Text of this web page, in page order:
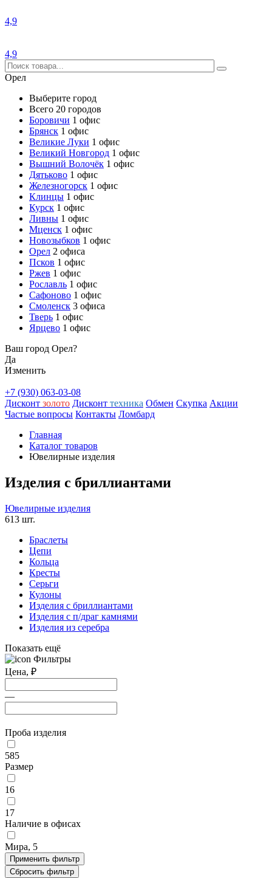
4,9
4,9
Орел
Выберите город
Всего 20 городов
Боровичи 1 офис
Брянск 1 офис
Великие Луки 1 офис
Великий Новгород 1 офис
Вышний Волочёк 1 офис
Дятьково 1 офис
Железногорск 1 офис
Клинцы 1 офис
Курск 1 офис
Ливны 1 офис
Мценск 1 офис
Новозыбков 1 офис
Орел 2 офиса
Псков 1 офис
Ржев 1 офис
Рославль 1 офис
Сафоново 1 офис
Смоленск 3 офиса
Тверь 1 офис
Ярцево 1 офис
Ваш город Орел?
Да
Изменить
+7 (930) 063-03-08
Дисконт золото Дисконт техника Обмен Скупка Акции
Частые вопросы Контакты Ломбард
Главная
Каталог товаров
Ювелирные изделия
Изделия с бриллиантами
Ювелирные изделия
613 шт.
Браслеты
Цепи
Кольца
Кресты
Серьги
Кулоны
Изделия с бриллиантами
Изделия с п/драг камнями
Изделия из серебра
Показать ещё
Фильтры
Цена, ₽
—
Проба изделия
585
Размер
16
17
Наличие в офисах
Мира, 5